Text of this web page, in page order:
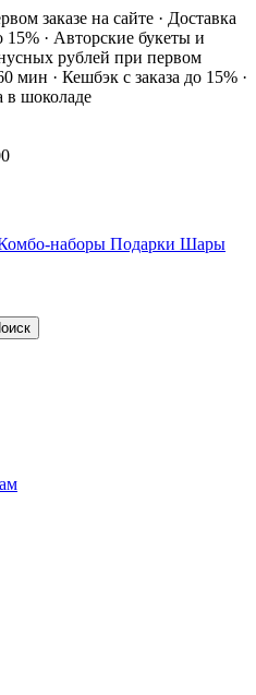
заказе на сайте · Доставка
15% · Авторские букеты и
рублей при первом
мин · Кешбэк с заказа до 15% ·
в шоколаде
наборы Подарки Шары